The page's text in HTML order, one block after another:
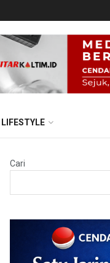
LIFESTYLE
Cari